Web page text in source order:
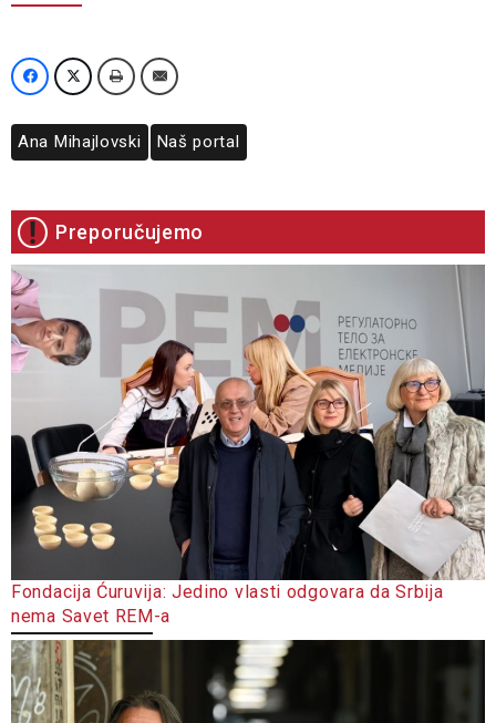
Ana Mihajlovski Naš portal
Preporučujemo
Fondacija Ćuruvija: Jedino vlasti odgovara da Srbija
nema Savet REM-a